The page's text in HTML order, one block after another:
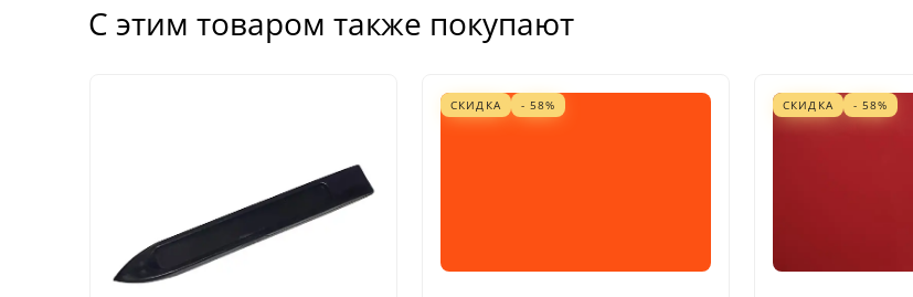
С этим товаром также покупают
СКИДКА - 58% СКИДКА - 58%